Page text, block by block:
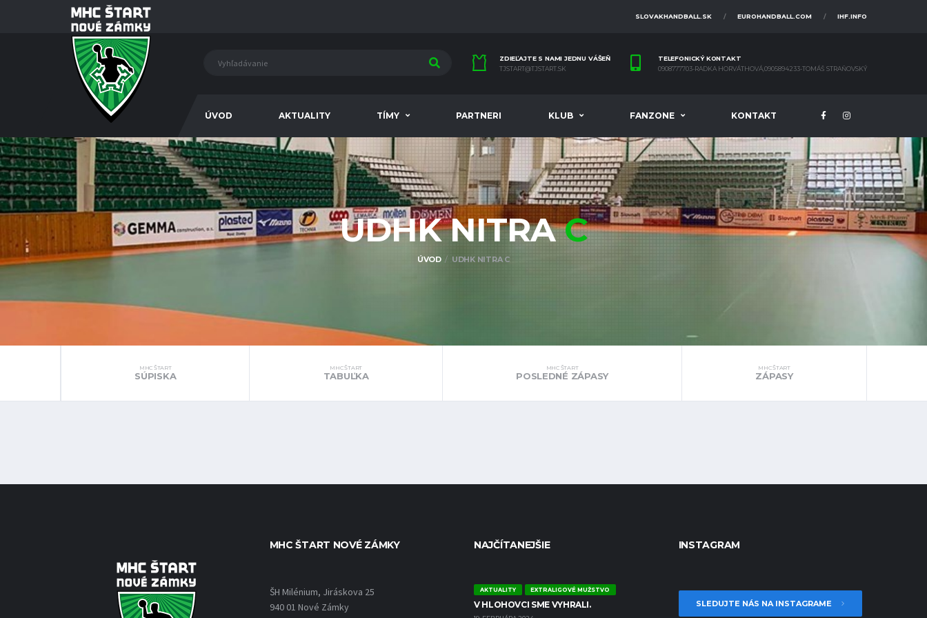
SLOVAKHANDBALL.SK EUROHANDBALL.COM IHF.INFO
ZDIEĽAJTE S NAMI JEDNU VÁŠEŇ
TJSTART@TJSTART.SK
TELEFONICKÝ KONTAKT
0908777703-RADKA HORVÁTHOVÁ,0905894233-TOMÁŠ STRAŇOVSKÝ
ÚVOD AKTUALITY TÍMY PARTNERI KLUB FANZONE KONTAKT
UDHK NITRAC
ÚVOD UDHK NITRA C
MHC ŠTART
SÚPISKA
MHC ŠTART
TABUĽKA
MHC ŠTART
POSLEDNÉ ZÁPASY
MHC ŠTART
ZÁPASY
MHC ŠTART NOVÉ ZÁMKY
ŠH Milénium, Jiráskova 25
940 01 Nové Zámky
NAJČÍTANEJŠIE
AKTUALITY EXTRALIGOVÉ MUŽSTVO
V HLOHOVCI SME VYHRALI.
INSTAGRAM
SLEDUJTE NÁS NA INSTAGRAME